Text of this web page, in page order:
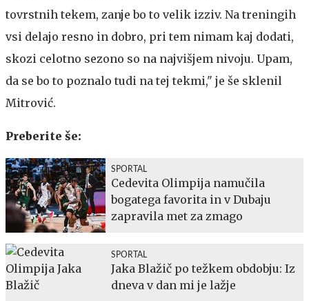
tovrstnih tekem, zanje bo to velik izziv. Na treningih
vsi delajo resno in dobro, pri tem nimam kaj dodati,
skozi celotno sezono so na najvišjem nivoju. Upam,
da se bo to poznalo tudi na tej tekmi," je še sklenil
Mitrović.
Preberite še:
SPORTAL
Cedevita Olimpija namučila
bogatega favorita in v Dubaju
zapravila met za zmago
SPORTAL
Jaka Blažič po težkem obdobju: Iz
dneva v dan mi je lažje